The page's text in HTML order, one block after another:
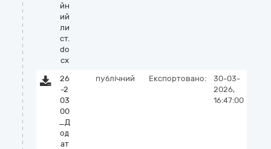
йн
ий
ли
ст.
do
cx
26
-2
03
00
_Д
од
ат
публічний Експортовано:
30-03-
2026,
16:47:00